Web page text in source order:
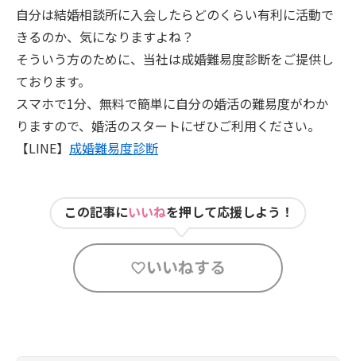
自分は結婚相談所に入会したらどのくらい有利に活動で
きるのか、気になりますよね？
そういう方のために、当社は成婚難易度診断をご提供し
ております。
スマホで1分、無料で簡単に自分の婚活の難易度がわか
りますので、婚活のスタートにぜひご利用ください。
【LINE】 成婚難易度診断
この記事にいいねを押して応援しよう！
いいねする